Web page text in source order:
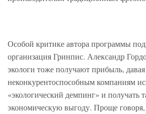
Особой критике автора программы
организация Гринпис. Александр
экологи тоже получают прибыль,
неконкурентоспособным компаниям
«экологический демпинг» и получать
экономическую выгоду. Проще